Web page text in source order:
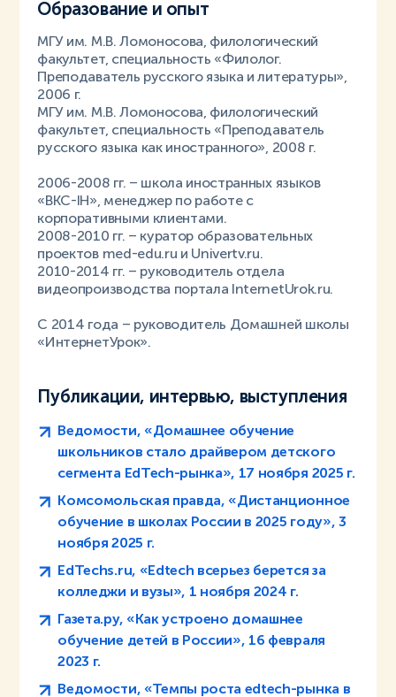
Образование и опыт
МГУ им. М.В. Ломоносова, филологический
факультет, специальность «Филолог.
Преподаватель русского языка и литературы»,
2006 г.
МГУ им. М.В. Ломоносова, филологический
факультет, специальность «Преподаватель
русского языка как иностранного», 2008 г.
2006-2008 гг. – школа иностранных языков
«ВКС-IH», менеджер по работе с
корпоративными клиентами.
2008-2010 гг. – куратор образовательных
проектов med-edu.ru и Univertv.ru.
2010-2014 гг. – руководитель отдела
видеопроизводства портала InternetUrok.ru.
С 2014 года – руководитель Домашней школы
«ИнтернетУрок».
Публикации, интервью, выступления
Ведомости, «Домашнее обучение
школьников стало драйвером детского
сегмента EdTech-рынка», 17 ноября 2025 г.
Комсомольская правда, «Дистанционное
обучение в школах России в 2025 году», 3
ноября 2025 г.
EdTechs.ru, «Edtech всерьез берется за
колледжи и вузы», 1 ноября 2024 г.
Газета.ру, «Как устроено домашнее
обучение детей в России», 16 февраля
2023 г.
Ведомости, «Темпы роста edtech-рынка в